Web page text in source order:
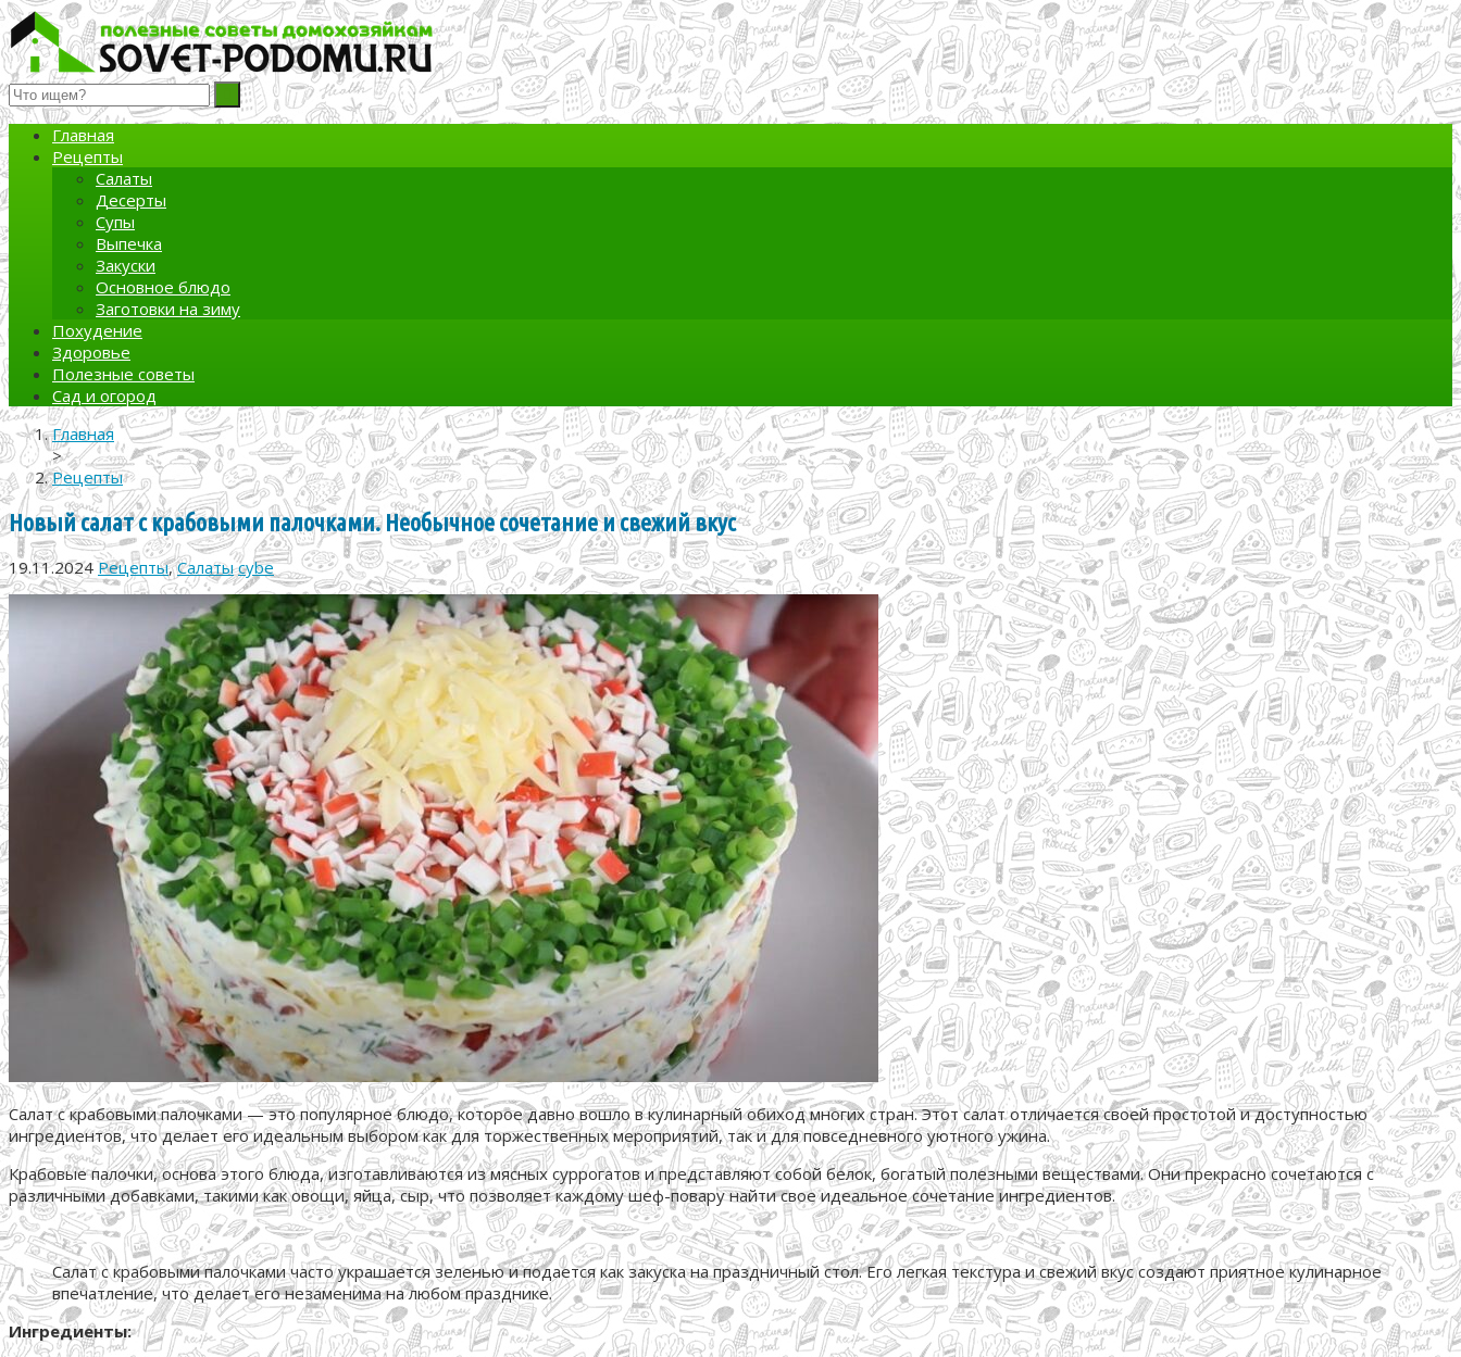
Полезные советы домохозяйкам
Главная
Рецепты
Салаты
Десерты
Супы
Выпечка
Закуски
Основное блюдо
Заготовки на зиму
Похудение
Здоровье
Полезные советы
Сад и огород
Главная
>
Рецепты
Новый салат с крабовыми палочками. Необычное сочетание и свежий вкус
19.11.2024 Рецепты,Салаты cybe
Салат с крабовыми палочками — это популярное блюдо, которое давно вошло в кулинарный обиход многих стран. Этот салат отличается своей простотой и доступностью
ингредиентов, что делает его идеальным выбором как для торжественных мероприятий, так и для повседневного уютного ужина.
Крабовые палочки, основа этого блюда, изготавливаются из мясных суррогатов и представляют собой белок, богатый полезными веществами. Они прекрасно сочетаются с
различными добавками, такими как овощи, яйца, сыр, что позволяет каждому шеф-повару найти свое идеальное сочетание ингредиентов.
Салат с крабовыми палочками часто украшается зеленью и подается как закуска на праздничный стол. Его легкая текстура и свежий вкус создают приятное кулинарное
впечатление, что делает его незаменима на любом празднике.
Ингредиенты: